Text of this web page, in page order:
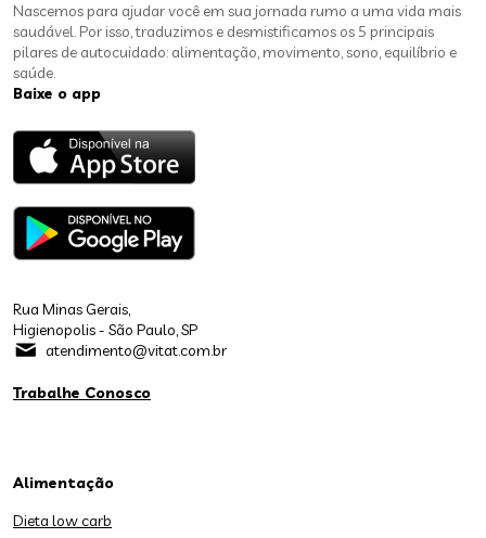
Nascemos para ajudar você em sua jornada rumo a uma vida mais
saudável. Por isso, traduzimos e desmistificamos os 5 principais
pilares de autocuidado: alimentação, movimento, sono, equilíbrio e
saúde.
Baixe o app
Rua Minas Gerais,
Higienopolis - São Paulo, SP
atendimento@vitat.com.br
Trabalhe Conosco
Alimentação
Dieta low carb